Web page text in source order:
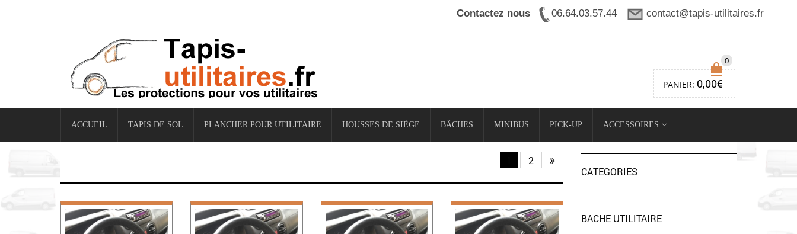
Contactez nous 06.64.03.57.44 contact@tapis-utilitaires.fr
0
PANIER: 0,00€
ACCUEIL TAPIS DE SOL PLANCHER POUR UTILITAIRE HOUSSES DE SIÈGE BÂCHES MINIBUS PICK-UP ACCESSOIRES
2
CATEGORIES
BACHE UTILITAIRE